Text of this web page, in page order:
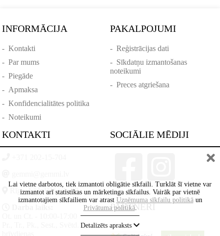
INFORMĀCIJA
-Kontakti
-Par mums
-Piegāde
- Apmaksa
-Konfidencialitātes politika
-Noteikumi
PAKALPOJUMI
- Reģistrācijas dati
- Sīkdatņu izmantošanas
noteikumi
- Preces atgriešana
KONTAKTI
Rīga, Lāčplēšā iela 88
Pr., Tr., Pk., Sest., Svētd. -
SOCIĀLIE MĒDIJI
PARTNERI
Lai vietne darbotos, tiek izmantoti obligātie sīkfaili. Turklāt šī vietne var
izmantot arī statistikas un mārketinga sīkfailus. Vairāk par vietnē
izmantotajiem sīkfailiem var atrast Uzņēmuma sīkfailu politikāun
Privātuma politikā.
Detalizēts apraksts